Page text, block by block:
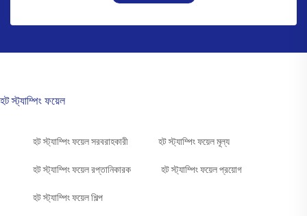
হট স্ট্যাম্পিং ফয়েল
হট স্ট্যাম্পিং ফয়েল সরবরাহকারী হট স্ট্যাম্পিং ফয়েল মূল্য
হট স্ট্যাম্পিং ফয়েল রপ্তানিকারক হট স্ট্যাম্পিং ফয়েল প্রয়োগ
হট স্ট্যাম্পিং ফয়েল শিল্প